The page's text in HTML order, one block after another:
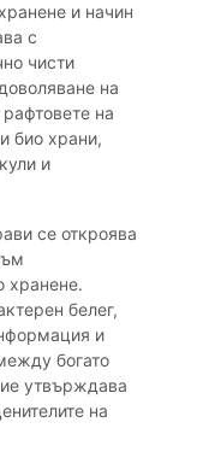
и начин
с
чисти
на
на
био храни,
и
се откроява
хранене.
белег,
и
богато
утвърждава
на